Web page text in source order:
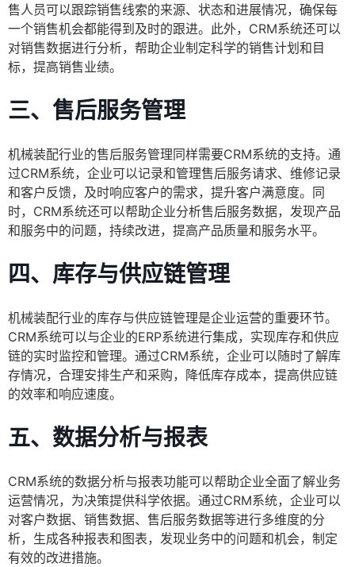
售人员可以跟踪销售线索的来源、状态和进展情况，确保每
一个销售机会都能得到及时的跟进。此外，CRM系统还可以
对销售数据进行分析，帮助企业制定科学的销售计划和目
标，提高销售业绩。
三、售后服务管理
机械装配行业的售后服务管理同样需要CRM系统的支持。通
过CRM系统，企业可以记录和管理售后服务请求、维修记录
和客户反馈，及时响应客户的需求，提升客户满意度。同
时，CRM系统还可以帮助企业分析售后服务数据，发现产品
和服务中的问题，持续改进，提高产品质量和服务水平。
四、库存与供应链管理
机械装配行业的库存与供应链管理是企业运营的重要环节。
CRM系统可以与企业的ERP系统进行集成，实现库存和供应
链的实时监控和管理。通过CRM系统，企业可以随时了解库
存情况，合理安排生产和采购，降低库存成本，提高供应链
的效率和响应速度。
五、数据分析与报表
CRM系统的数据分析与报表功能可以帮助企业全面了解业务
运营情况，为决策提供科学依据。通过CRM系统，企业可以
对客户数据、销售数据、售后服务数据等进行多维度的分
析，生成各种报表和图表，发现业务中的问题和机会，制定
有效的改进措施。